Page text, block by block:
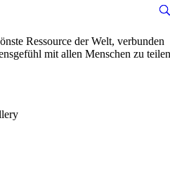
Ressource der Welt, verbunden
mit allen Menschen zu